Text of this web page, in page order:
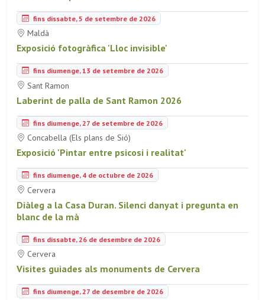
fins dissabte, 5 de setembre de 2026
Maldà
Exposició fotogràfica 'Lloc invisible'
fins diumenge, 13 de setembre de 2026
Sant Ramon
Laberint de palla de Sant Ramon 2026
fins diumenge, 27 de setembre de 2026
Concabella (Els plans de Sió)
Exposició 'Pintar entre psicosi i realitat'
fins diumenge, 4 de octubre de 2026
Cervera
Diàleg a la Casa Duran. Silenci danyat i pregunta en
blanc de la mà
fins dissabte, 26 de desembre de 2026
Cervera
Visites guiades als monuments de Cervera
fins diumenge, 27 de desembre de 2026